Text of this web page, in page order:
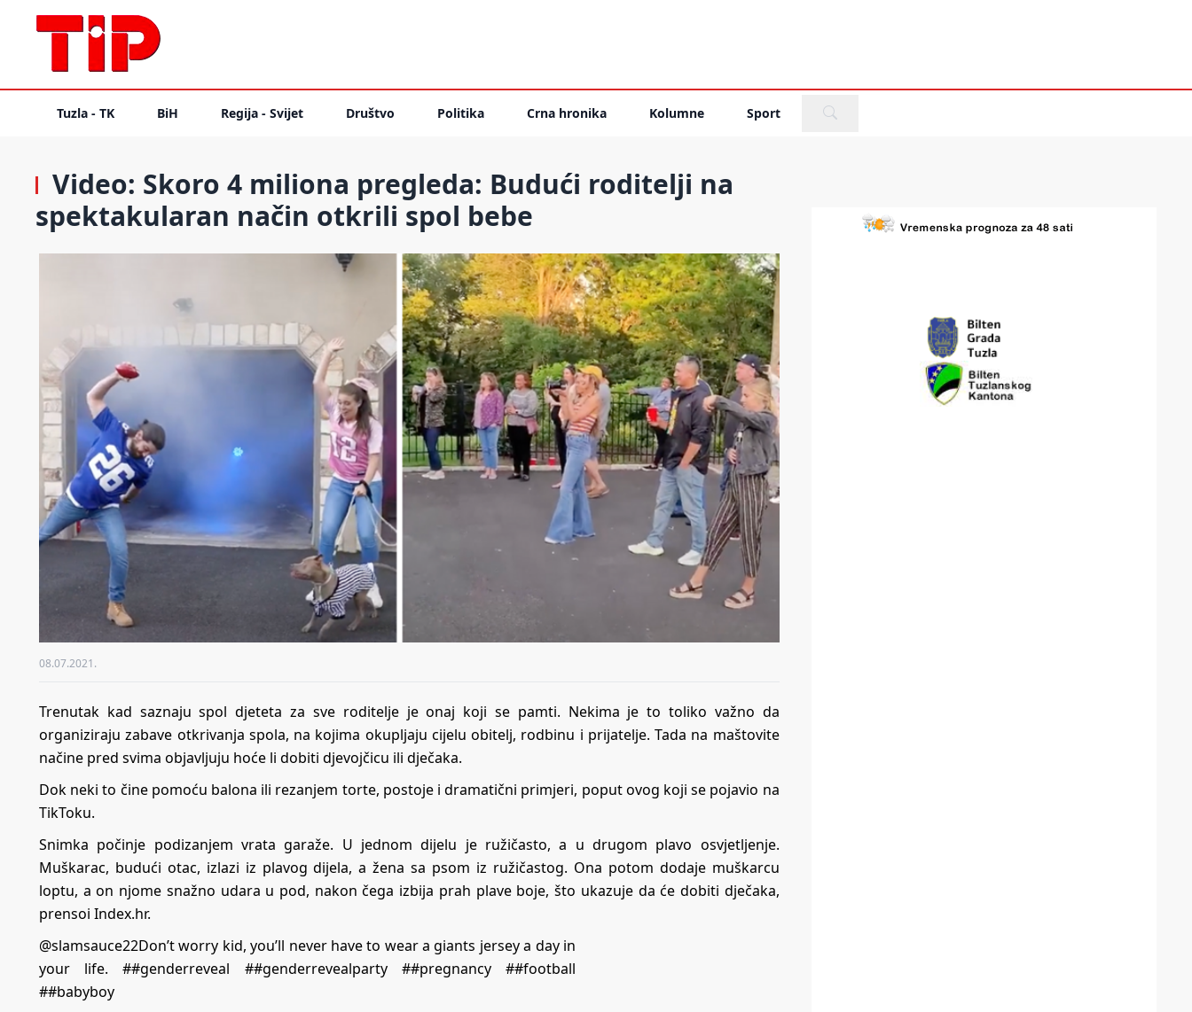
Tuzla - TK BiH Regija - Svijet Društvo Politika Crna hronika Kolumne Sport
Video: Skoro 4 miliona pregleda: Budući roditelji na
spektakularan način otkrili spol bebe
08.07.2021.
Trenutak kad saznaju spol djeteta za sve roditelje je onaj koji se pamti. Nekima je to toliko važno da
organiziraju zabave otkrivanja spola, na kojima okupljaju cijelu obitelj, rodbinu i prijatelje. Tada na maštovite
načine pred svima objavljuju hoće li dobiti djevojčicu ili dječaka.
Dok neki to čine pomoću balona ili rezanjem torte, postoje i dramatični primjeri, poput ovog koji se pojavio na
TikToku.
Snimka počinje podizanjem vrata garaže. U jednom dijelu je ružičasto, a u drugom plavo osvjetljenje.
Muškarac, budući otac, izlazi iz plavog dijela, a žena sa psom iz ružičastog. Ona potom dodaje muškarcu
loptu, a on njome snažno udara u pod, nakon čega izbija prah plave boje, što ukazuje da će dobiti dječaka,
prensoi Index.hr.
@slamsauce22Don’t worry kid, you’ll never have to wear a giants jersey a day in
your life.##genderreveal ##genderrevealparty ##pregnancy
##football
##babyboy